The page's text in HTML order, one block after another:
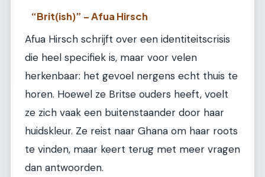
“Brit(ish)” – Afua Hirsch
Afua Hirsch schrijft over een identiteitscrisis
die heel specifiek is, maar voor velen
herkenbaar: het gevoel nergens echt thuis te
horen. Hoewel ze Britse ouders heeft, voelt
ze zich vaak een buitenstaander door haar
huidskleur. Ze reist naar Ghana om haar roots
te vinden, maar keert terug met meer vragen
dan antwoorden.